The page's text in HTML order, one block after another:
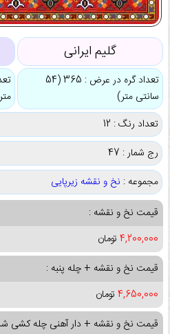
گلیم ایرانی
تعداد گره در عرض : 365 (54
سانتی متر)
تعداد رنگ : 12
رج شمار : 47
مجموعه : نخ و نقشه زیرپایی
قیمت نخ و نقشه :
4,200,000 تومان
قیمت نخ و نقشه + چله پنبه :
4,650,000 تومان
قیمت نخ و نقشه + دار آهنی چله کشی